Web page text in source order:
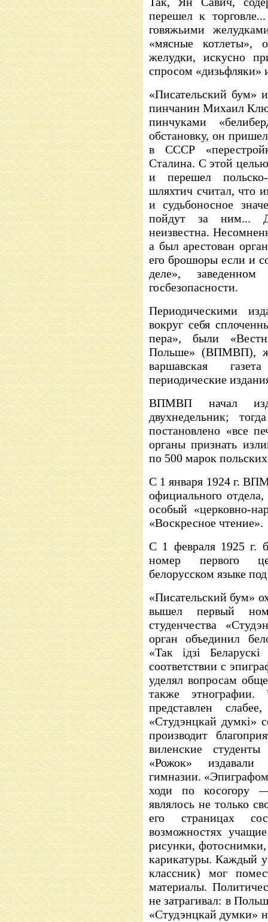
перешел к
говяжьими
«мясные котлеты»,
желудки, искусно
спросом «дизьфляки»
«Писательский бум»
пинчанин Михаил
пинчуками
обстановку, он
в СССР
Сталина. С этой
и перешел польско-
шляхтич считал, что
и судьбоносное
пойдут за ним...
неизвестна.
а был арестован
его брошюры если и
деле»,
госбезопасности.
Периодическими
вокруг себя
пера», были
Польше» (ВПМВП),
варшавская
периодические
ВПМВП начал
двухнедельник;
постановлено «все
органы признать
по 500 марок
С 1 января 1924 г.
официального
особый «церковно-
«Воскресное чтение».
С 1 февраля 1925 г.
номер первого
белорусском языке
«Писательский бум»
вышел первый
студенчества
орган объединил
«Так ідзі
соответствии с
уделял вопросам
также этнографии.
представлен
«Студэнцкай думкі»
производит
виленские
«Рожок» издавали
гимназии.
ходи по косогору
являлось не только
его страницах
возможностях
рисунки, фотоснимки,
карикатуры. Каждый
классник) мог
материалы.
не затрагивал: в
«Студэнцкай думки»